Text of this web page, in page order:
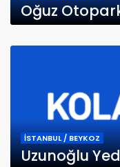
Oğuz
İSTANBUL / BEYKOZ
Uzunoğlu